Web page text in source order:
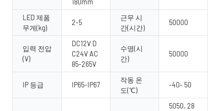
LED 제품
무게(kg)
2-5
근무 시
간(시간)
50000
입력 전압
(V)
DC12V D
C24V AC
85-265V
수명(시
간)
50000
IP 등급 IP65-IP67
작동 온
도(℃)
-40- 50
5050, 28